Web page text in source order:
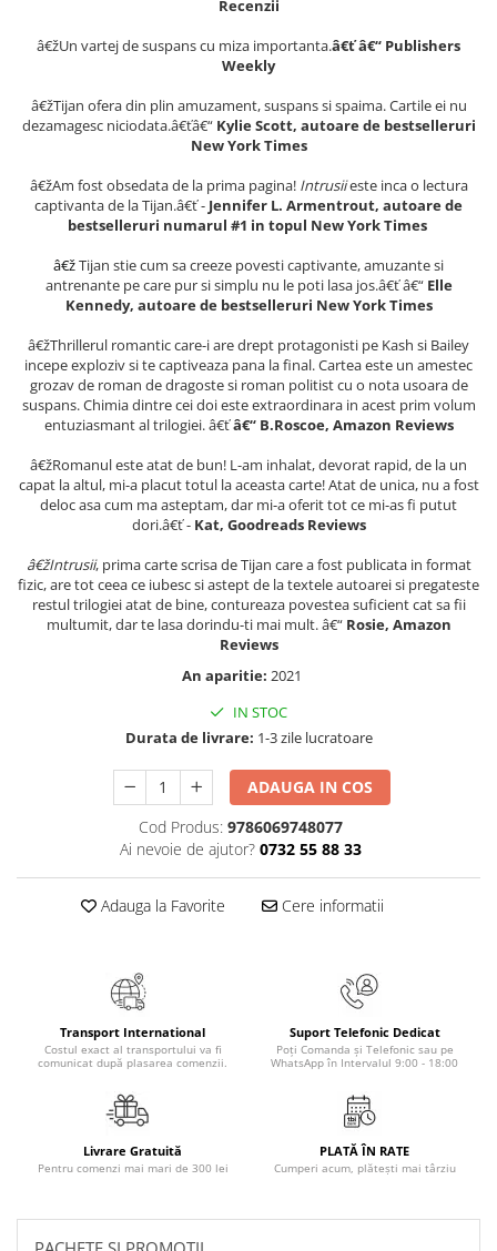
AudioBook
Biografii, Memorii, Jurnale
Carti pentru Adolescenti, Young
Adult
Crime, Thriller, Mistery
Literatura Romana
Literatura Universala
Poezie
Romane de dragoste, Carti
romantice
Senzatii/Dragoste
Senzatii/Erotic
Senzatii/Suspans
Senzatii/Thriller
SF & Fantasy
Teatru
Teens Book Club
Adezivi si benzi adezive
Articole Birotica
Accesorii Arhivare
Hartie si Accesorii
Organizare si Arhivare
Articole scolare
Caiete si Carnetele scolare
Coperti, Mape, Etichete
Ghiozdane si Penare scolare
Instrumente de scris
Instrumente si Truse Geometrie
Consumabile & Accesorii
Recenzii
â€žUn vartej de suspans cu miza importanta.â€ť â€“ Publishers
Weekly
â€žTijan ofera din plin amuzament, suspans si spaima. Cartile ei nu
dezamagesc niciodata.â€ťâ€“ Kylie Scott, autoare de bestselleruri
New York Times
â€žAm fost obsedata de la prima pagina! Intrusiieste inca o lectura
captivanta de la Tijan.â€ť - Jennifer L. Armentrout, autoare de
bestselleruri numarul #1 in topul New York Times
â€žTijan stie cum sa creeze povesti captivante, amuzante si
antrenante pe care pur si simplu nu le poti lasa jos.â€ť â€“ Elle
Kennedy, autoare de bestselleruri New York Times
â€žThrillerul romantic care-i are drept protagonisti pe Kash si Bailey
incepe exploziv si te captiveaza pana la final. Cartea este un amestec
grozav de roman de dragoste si roman politist cu o nota usoara de
suspans. Chimia dintre cei doi este extraordinara in acest prim volum
entuziasmant al trilogiei. â€ťâ€“ B.Roscoe, Amazon Reviews
â€žRomanul este atat de bun! L-am inhalat, devorat rapid, de la un
capat la altul, mi-a placut totul la aceasta carte! Atat de unica, nu a fost
deloc asa cum ma asteptam, dar mi-a oferit tot ce mi-as fi putut
dori.â€ť - Kat, Goodreads Reviews
â€žIntrusii, prima carte scrisa de Tijan care a fost publicata in format
fizic, are tot ceea ce iubesc si astept de la textele autoarei si pregateste
restul trilogiei atat de bine, contureaza povestea suficient cat sa fii
multumit, dar te lasa dorindu-ti mai mult. â€“ Rosie, Amazon
Reviews
An aparitie: 2021
IN STOC
Durata de livrare: 1-3 zile lucratoare
ADAUGA IN COS
Cod Produs: 9786069748077
Ai nevoie de ajutor? 0732 55 88 33
Adauga la Favorite Cere informatii
Transport International
Costul exact al transportului va fi
comunicat după plasarea comenzii.
Suport Telefonic Dedicat
Poți Comanda și Telefonic sau pe
WhatsApp în Intervalul 9:00 - 18:00
Livrare Gratuită
Pentru comenzi mai mari de 300 lei
PLATĂ ÎN RATE
Cumperi acum, plătești mai târziu